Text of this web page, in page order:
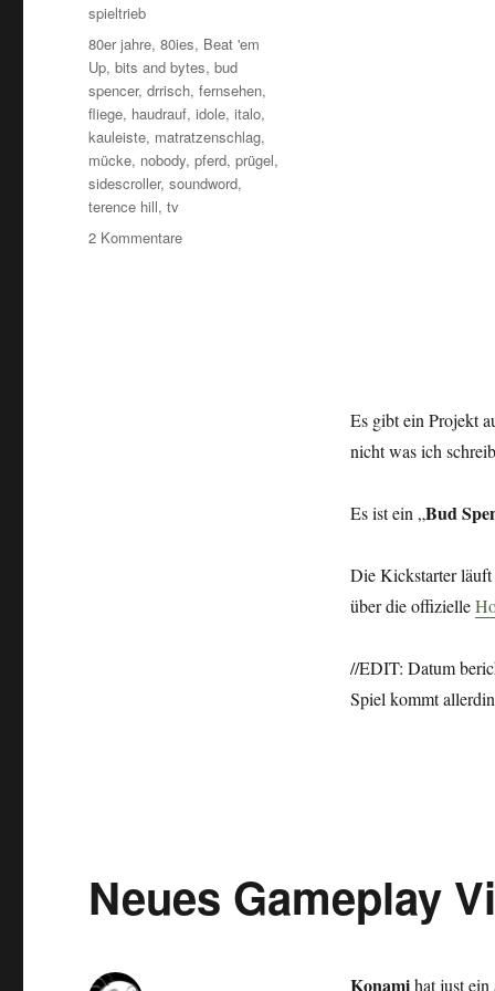
Es gibt ein Projekt
nicht was ich
Es ist ein „Bud
Die Kickstarter
über die offizielle
//EDIT: Datum
Spiel kommt
spieltrieb
Schlagwörter
80er jahre,80ies, Beat 'em
Up,bits and bytes,bud
spencer,drrisch,fernsehen,
fliege, haudrauf,idole,italo,
kauleiste, matratzenschlag,
mücke, nobody,pferd,prügel,
sidescroller,soundword,
terence hill,tv
2 Kommentarezu
Neues Gameplay
Konamihat just ein